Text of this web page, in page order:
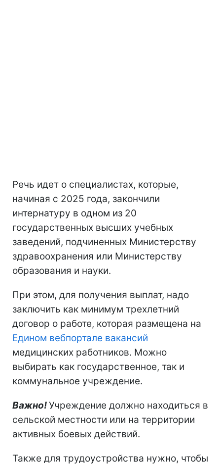
Речь идет о специалистах, которые,
начиная с 2025 года, закончили
интернатуру в одном из 20
государственных высших учебных
заведений, подчиненных Министерству
здравоохранения или Министерству
образования и науки.
При этом, для получения выплат, надо
заключить как минимум трехлетний
договор о работе, которая размещена на
Едином вебпортале вакансий
медицинских работников. Можно
выбирать как государственное, так и
коммунальное учреждение.
Важно!Учреждение должно находиться в
сельской местности или на территории
активных боевых действий.
Также для трудоустройства нужно, чтобы